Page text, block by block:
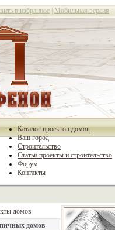
в избранное Мобильная версия
Каталог проектов домов
Ваш город
Строительство
Статьи проекты и строительство
Форум
Контакты
домов
домов